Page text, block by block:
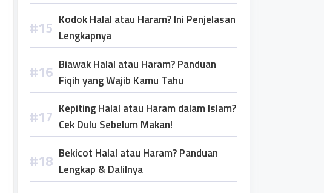
Kodok Halal atau Haram? Ini Penjelasan
Lengkapnya
Biawak Halal atau Haram? Panduan
Fiqih yang Wajib Kamu Tahu
Kepiting Halal atau Haram dalam Islam?
Cek Dulu Sebelum Makan!
Bekicot Halal atau Haram? Panduan
Lengkap & Dalilnya